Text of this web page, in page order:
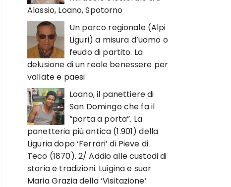
Alassio, Loano, Spotorno
Un parco regionale (Alpi
Liguri) a misura d’uomo o
feudo di partito. La
delusione di un reale benessere per
vallate e paesi
Loano, il panettiere di
San Domingo che fa il
“porta a porta”. La
panetteria più antica (1.901) della
Liguria dopo ‘Ferrari’ di Pieve di
Teco (1870). 2/ Addio alle custodi di
storia e tradizioni. Luigina e suor
Maria Grazia della ‘Visitazione’